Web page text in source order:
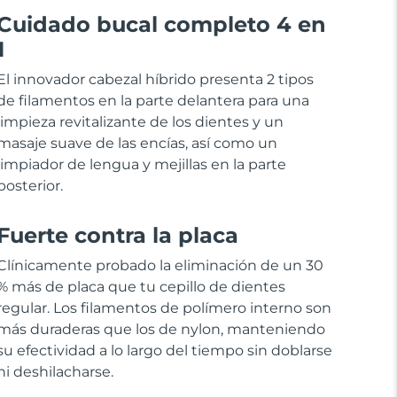
bucal completo 4 en
innovador cabezal híbrido presenta 2 tipos
filamentos en la parte delantera para una
revitalizante de los dientes y un
suave de las encías, así como un
de lengua y mejillas en la parte
contra la placa
probado la eliminación de un 30
más de placa que tu cepillo de dientes
Los filamentos de polímero interno son
duraderas que los de nylon, manteniendo
efectividad a lo largo del tiempo sin doblarse
deshilacharse.